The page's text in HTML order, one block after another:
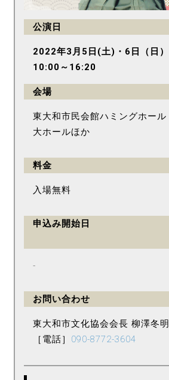
公演日
2022年3月5日(土)・6日（日）
10:00～16:20
会場
東大和市民会館ハミングホール
大ホールほか
料金
入場無料
申込み開始日
-
お問い合わせ
東大和市文化協会会長 柳澤冬明
［電話］ 090-8772-3604